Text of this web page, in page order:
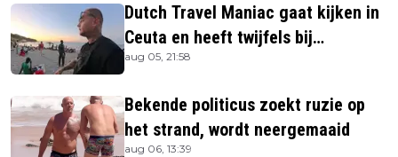
Dutch Travel Maniac gaat kijken in
Ceuta en heeft twijfels bij
berichtgeving media
aug 05, 21:58
Bekende politicus zoekt ruzie op
het strand, wordt neergemaaid
aug 06, 13:39